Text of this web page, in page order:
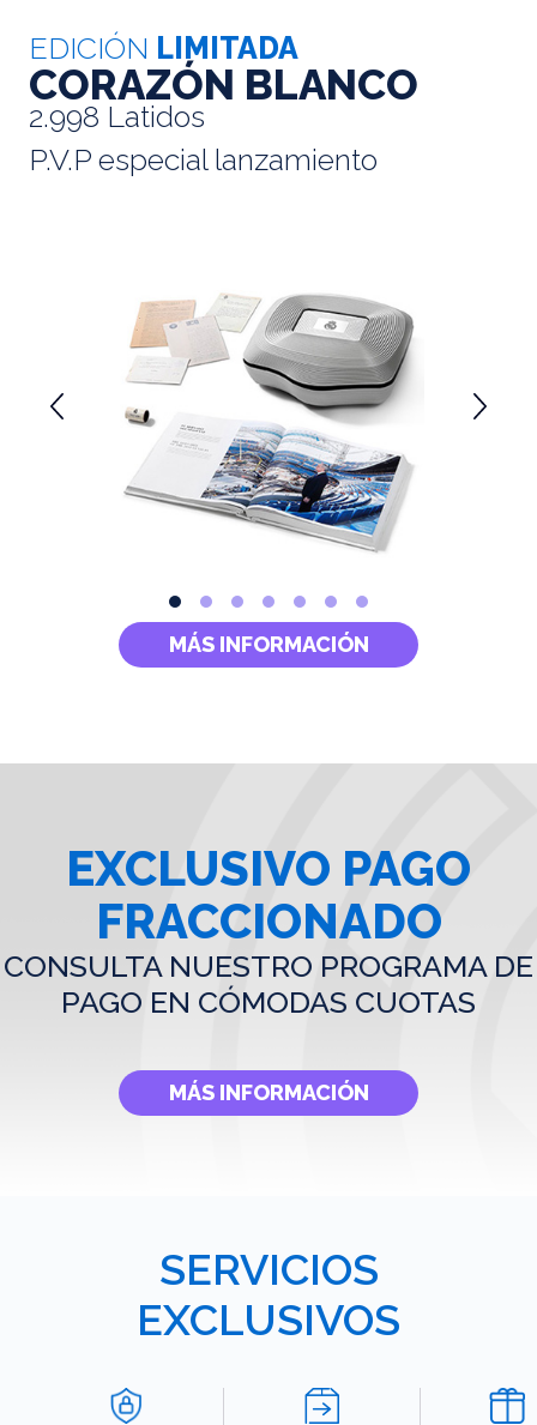
EDICIÓN LIMITADA
CORAZÓN BLANCO
2.998 Latidos
P.V.P especial lanzamiento
MÁS INFORMACIÓN
EXCLUSIVO PAGO
FRACCIONADO
CONSULTA NUESTRO PROGRAMA DE
PAGO EN CÓMODAS CUOTAS
MÁS INFORMACIÓN
SERVICIOS
EXCLUSIVOS